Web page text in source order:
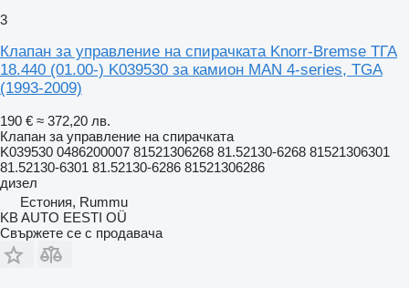
3
Клапан за управление на спирачката Knorr-Bremse ТГА
18.440 (01.00-) K039530 за камион MAN 4-series, TGA
(1993-2009)
190 € ≈ 372,20 лв.
Клапан за управление на спирачката
K039530 0486200007 81521306268 81.52130-6268 81521306301
81.52130-6301 81.52130-6286 81521306286
дизел
Естония, Rummu
KB AUTO EESTI OÜ
Свържете се с продавача